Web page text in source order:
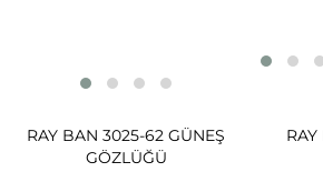
RAY BAN 3025-62 GÜNEŞ
GÖZLÜĞÜ